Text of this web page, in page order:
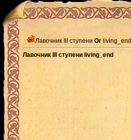
Лавочник III ступени Or living_end
Лавочник III ступени living_end